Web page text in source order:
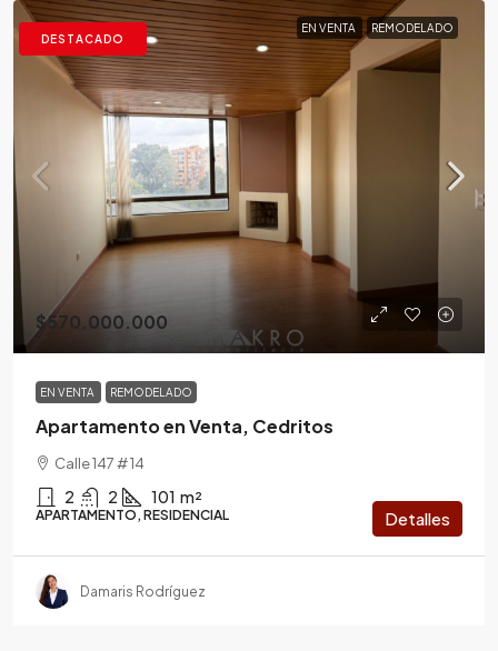
DESTACADO
EN VENTA REMODELADO
$570.000.000
EN VENTA REMODELADO
Apartamento en Venta, Cedritos
Calle 147 # 14
2 2 101 m²
APARTAMENTO, RESIDENCIAL Detalles
Damaris Rodríguez